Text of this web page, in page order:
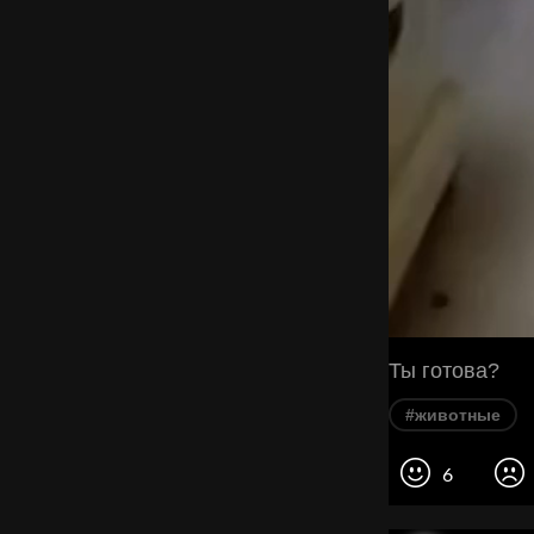
Ты готова?
#животные
6